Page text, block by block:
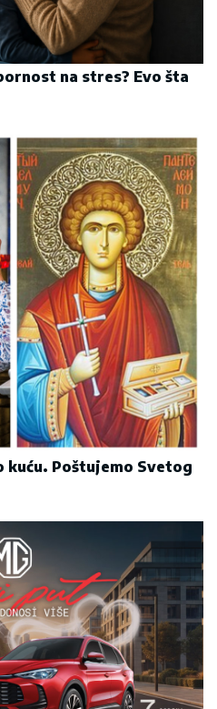
kuću. Poštujemo Svetog
Evropu, sada po
od 19.990€ do 31.8.